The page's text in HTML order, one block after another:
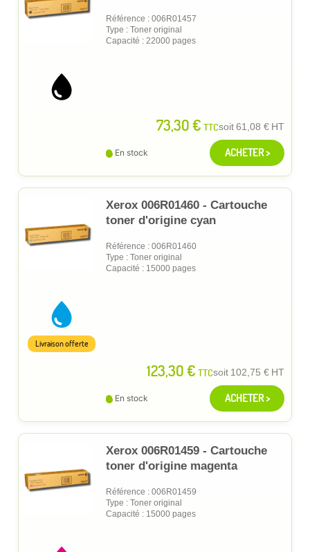
Référence : 006R01457
Type : Toner original
Capacité : 22000 pages
73,30 € TTCsoit61,08 € HT
En stock ACHETER >
Xerox 006R01460 - Cartouche
toner d'origine cyan
Référence : 006R01460
Type : Toner original
Capacité : 15000 pages
123,30 € TTCsoit 102,75 € HT
Livraison offerte
En stock ACHETER >
Xerox 006R01459 - Cartouche
toner d'origine magenta
Référence : 006R01459
Type : Toner original
Capacité : 15000 pages